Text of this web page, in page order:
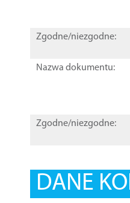
Zgodne/niezgodne:
Nazwa dokumentu:
Zgodne/niezgodne:
DANE